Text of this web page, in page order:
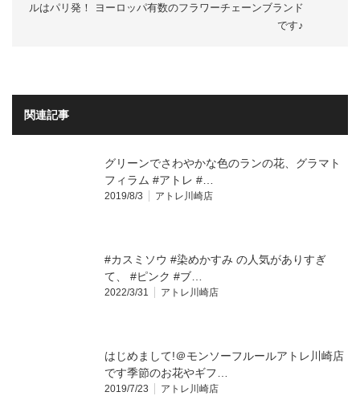
ルはパリ発！ ヨーロッパ有数のフラワーチェーンブランド
です♪
関連記事
グリーンでさわやかな色のランの花、グラマト
フィラム #アトレ #…
2019/8/3 アトレ川崎店
#カスミソウ #染めかすみ の人気がありすぎ
て、 #ピンク #ブ…
2022/3/31 アトレ川崎店
はじめまして!＠モンソーフルールアトレ川崎店
です季節のお花やギフ…
2019/7/23 アトレ川崎店